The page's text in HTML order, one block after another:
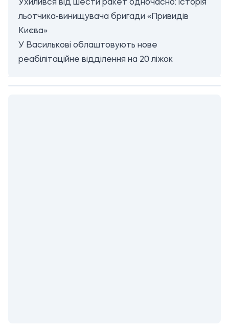
Ухилився від шести ракет одночасно: історія
льотчика-винищувача бригади «Привидів
Києва»
У Василькові облаштовують нове
реабілітаційне відділення на 20 ліжок